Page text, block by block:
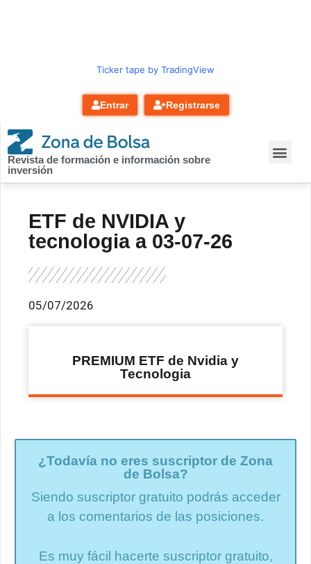
Ticker tape by TradingView
Entrar Registrarse
Revista de formación e información sobre
inversión
ETF de NVIDIA y
tecnologia a 03-07-26
05/07/2026
PREMIUM ETF de Nvidia y
Tecnologia
¿Todavía no eres suscriptor de Zona
de Bolsa?
Siendo suscriptor gratuito podrás acceder
a los comentarios de las posiciones.
Es muy fácil hacerte suscriptor gratuito,